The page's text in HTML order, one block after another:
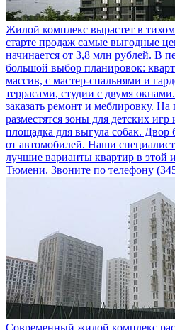
Жилой комплекс вырастет в
старте продаж самые выгодные
начинается от 3,8 млн рублей. В
большой выбор планировок:
массив, с мастер-спальнями и
террасами, студии с двумя
заказать ремонт и меблировку.
разместятся зоны для детских
площадка для выгула собак.
от автомобилей. Наши
лучшие варианты квартир в этой
Тюмени. Звоните по телефону